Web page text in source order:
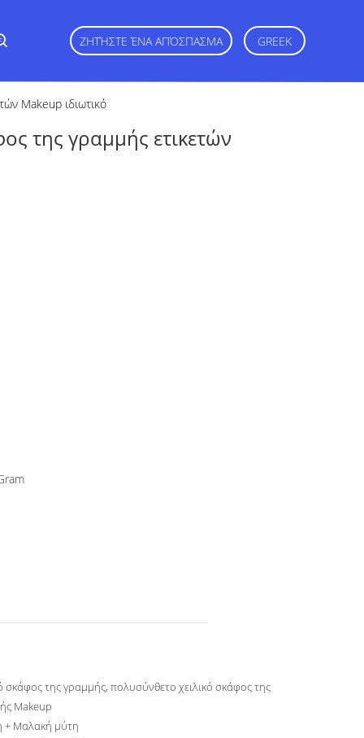
ΖΗΤΉΣΤΕ ΈΝΑ ΑΠΌΣΠΑΣΜΑ GREEK
Makeup ιδιωτικό
της γραμμής ετικετών
σκάφος της γραμμής, πολυσύνθετο χειλικό σκάφος της
Makeup
+ Μαλακή μύτη